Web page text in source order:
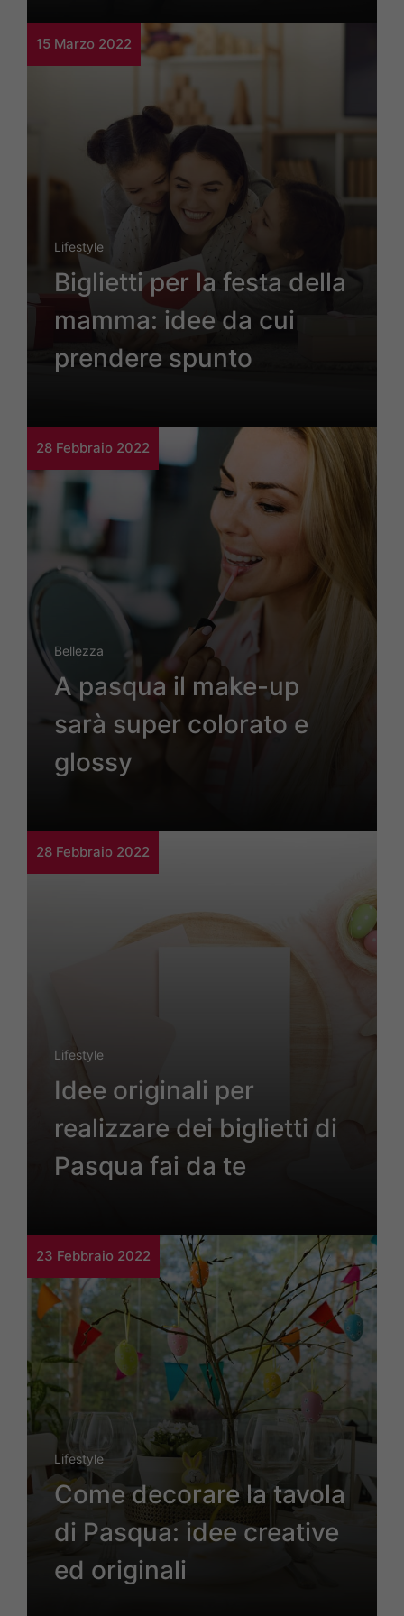
15 Marzo 2022
Lifestyle
Biglietti per la festa della
mamma: idee da cui
prendere spunto
28 Febbraio 2022
Bellezza
A pasqua il make-up
sarà super colorato e
glossy
28 Febbraio 2022
Lifestyle
Idee originali per
realizzare dei biglietti di
Pasqua fai da te
23 Febbraio 2022
Lifestyle
Come decorare la tavola
di Pasqua: idee creative
ed originali